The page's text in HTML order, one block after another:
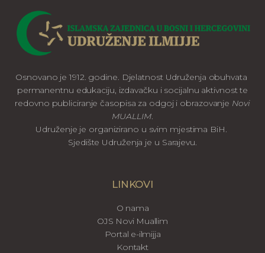
Osnovano je 1912. godine. Djelatnost Udruženja obuhvata
permanentnu edukaciju, izdavačku i socijalnu aktivnost te
redovno publiciranje časopisa za odgoj i obrazovanje Novi
MUALLIM.
Udruženje je organizirano u svim mjestima BiH.
Sjedište Udruženja je u Sarajevu.
LINKOVI
O nama
OJS Novi Muallim
Portal e-ilmijja
Kontakt